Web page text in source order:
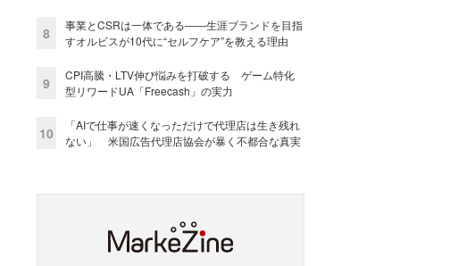
8
事業とCSRは一体である――生涯ブランドを目指
すオルビスが10代に“セルフケア”を教える理由
9
CPI高騰・LTV伸び悩みを打破する ゲーム特化
型リワードUA「Freecash」の実力
10
「AIで仕事が速くなっただけで代理店は生き残れ
ない」 米国広告代理店協会が暴く不都合な真実